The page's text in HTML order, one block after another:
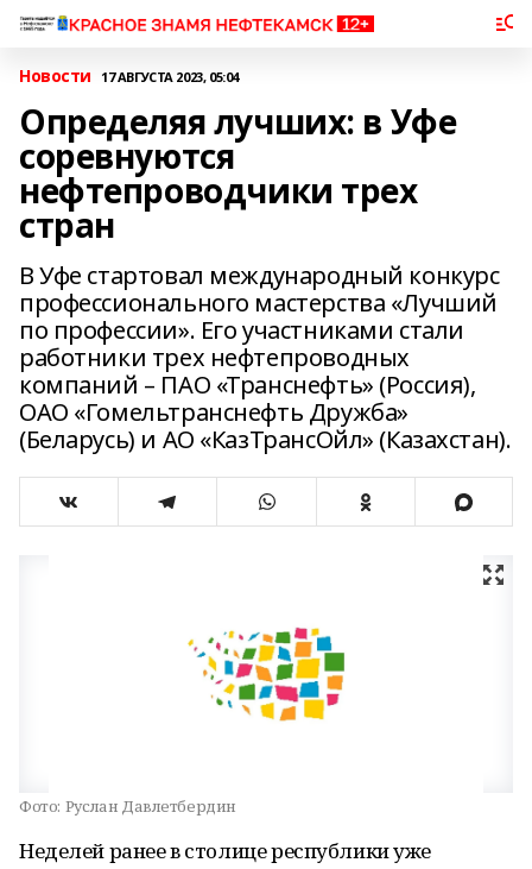
Новости 17 АВГУСТА 2023, 05:04
Определяя лучших: в Уфе
соревнуются
нефтепроводчики трех
стран
В Уфе стартовал международный конкурс
профессионального мастерства «Лучший
по профессии». Его участниками стали
работники трех нефтепроводных
компаний – ПАО «Транснефть» (Россия),
ОАО «Гомельтранснефть Дружба»
(Беларусь) и АО «КазТрансОйл» (Казахстан).
Фото: Руслан Давлетбердин
Неделей ранее в столице республики уже